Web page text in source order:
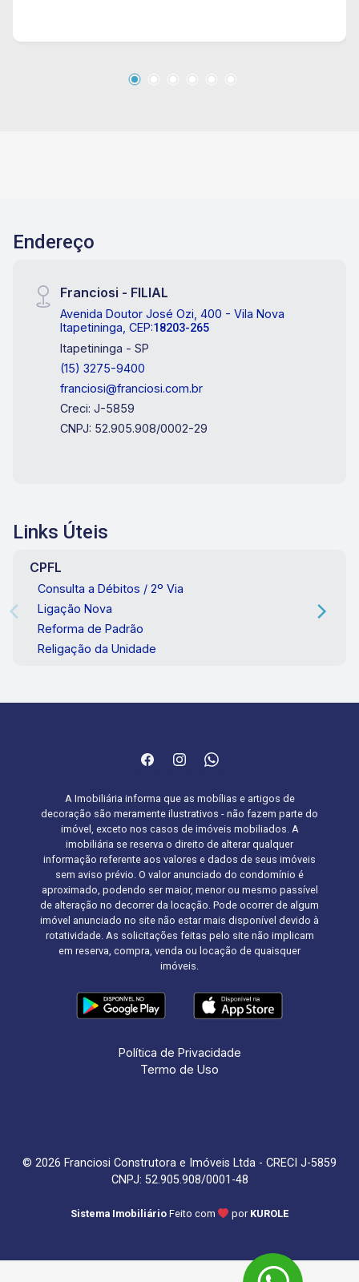
Endereço
Franciosi - FILIAL
Avenida Doutor José Ozi, 400 - Vila Nova
Itapetininga, CEP:18203-265
Itapetininga - SP
(15) 3275-9400
franciosi@franciosi.com.br
Creci: J-5859
CNPJ: 52.905.908/0002-29
Links Úteis
CPFL
Consulta a Débitos / 2º Via
Ligação Nova
Reforma de Padrão
Religação da Unidade
A Imobiliária informa que as mobílias e artigos de
decoração são meramente ilustrativos - não fazem parte do
imóvel, exceto nos casos de imóveis mobiliados. A
imobiliária se reserva o direito de alterar qualquer
informação referente aos valores e dados de seus imóveis
sem aviso prévio. O valor anunciado do condomínio é
aproximado, podendo ser maior, menor ou mesmo passível
de alteração no decorrer da locação. Pode ocorrer de algum
imóvel anunciado no site não estar mais disponível devido à
rotatividade. As solicitações feitas pelo site não implicam
em reserva, compra, venda ou locação de quaisquer
imóveis.
Política de Privacidade
Termo de Uso
© 2026 Franciosi Construtora e Imóveis Ltda - CRECI J-5859
CNPJ: 52.905.908/0001-48
Sistema Imobiliário Feito com por KUROLE